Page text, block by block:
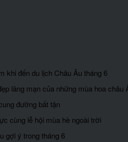
khi đến du lịch Châu Âu tháng 6
lãng mạn của những mùa hoa châu
đường bất tận
cùng lễ hội mùa hè ngoài trời
gợi ý trong tháng 6